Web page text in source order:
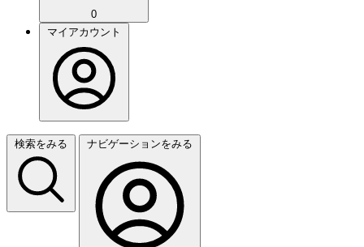
0
マイアカウント
検索をみる ナビゲーションをみる